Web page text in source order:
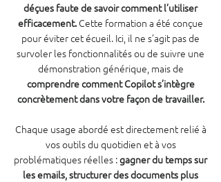
déçues faute de savoir comment l’utiliser
efficacement. Cette formation a été conçue
pour éviter cet écueil. Ici, il ne s’agit pas de
survoler les fonctionnalités ou de suivre une
démonstration générique, mais de
comprendre comment Copilot s’intègre
concrètement dans votre façon de travailler.
Chaque usage abordé est directement relié à
vos outils du quotidien et à vos
problématiques réelles :gagner du temps sur
les emails, structurer des documents plus